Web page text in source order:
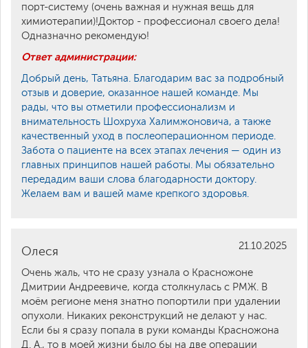
порт-систему (очень важная и нужная вещь для
химиотерапии)!Доктор - профессионал своего дела!
Одназначно рекомендую!
Ответ администрации:
Добрый день, Татьяна. Благодарим вас за подробный
отзыв и доверие, оказанное нашей команде. Мы
рады, что вы отметили профессионализм и
внимательность Шохруха Халимжоновича, а также
качественный уход в послеоперационном периоде.
Забота о пациенте на всех этапах лечения — один из
главных принципов нашей работы. Мы обязательно
передадим ваши слова благодарности доктору.
Желаем вам и вашей маме крепкого здоровья.
21.10.2025
Олеся
Очень жаль, что не сразу узнала о Красножоне
Дмитрии Андреевиче, когда столкнулась с РМЖ. В
моём регионе меня знатно попортили при удалении
опухоли. Никаких реконструкций не делают у нас.
Если бы я сразу попала в руки команды Красножона
Д. А., то в моей жизни было бы на две операции